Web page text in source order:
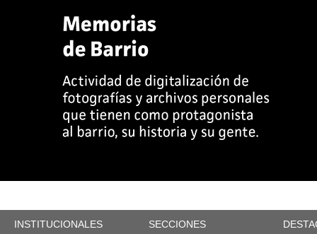
INSTITUCIONALES SECCIONES